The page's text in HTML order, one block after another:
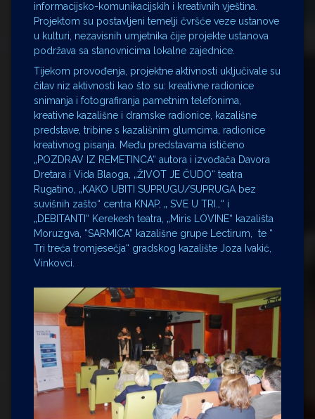
informacijsko-komunikacijskih i kreativnih vještina.
Projektom su postavljeni temelji čvršće veze ustanove
u kulturi, nezavisnih umjetnika čije projekte ustanova
podržava sa stanovnicima lokalne zajednice.
Tijekom provođenja, projektne aktivnosti uključivale su
čitav niz aktivnosti kao što su: kreativne radionice
snimanja i fotografiranja pametnim telefonima,
kreativne kazališne i dramske radionice, kazališne
predstave, tribine s kazališnim glumcima, radionice
kreativnog pisanja. Među predstavama ističeno
„POZDRAV IZ REMETINCA“ autora i izvođača Davora
Dretara i Vida Blaoga, „ŽIVOT JE ČUDO“ teatra
Rugatino, „KAKO UBITI SUPRUGU/SUPRUGA bez
suvišnih zašto“ centra KNAP, „ SVE U TRI…“ i
„DEBITANTI“ Kerekesh teatra, „Miris LOVINE“ kazališta
Moruzgva, “SARMICA” kazališne grupe Lectirum, te “
Tri treća tromjesečja“ gradskog kazalište Joza Ivakić,
Vinkovci.